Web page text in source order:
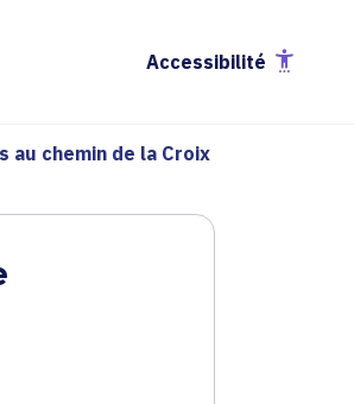
Accessibilité
au chemin de la Croix